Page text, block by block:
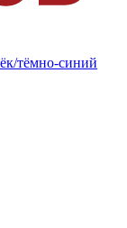
тёмно-синий